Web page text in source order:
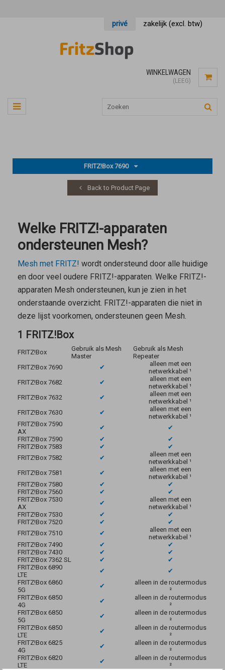
privé zakelijk (excl. btw)
WINKELWAGEN
(LEEG)
FRITZ!Box 7690
Back to Product Page
Welke FRITZ!-apparaten
ondersteunen Mesh?
Mesh met FRITZ! wordt ondersteund door alle huidige
en door veel oudere FRITZ!-apparaten. Welke FRITZ!-
apparaten Mesh ondersteunen, kun je zien in het
onderstaande overzicht. FRITZ!-apparaten die niet in
deze lijst voorkomen, ondersteunen geen Mesh.
1 FRITZ!Box
FRITZ!Box
Gebruik als Mesh
Master
Gebruik als Mesh
Repeater
FRITZ!Box 7690
✔
alleen met een
netwerkkabel ¹
FRITZ!Box 7682
✔
alleen met een
netwerkkabel ¹
FRITZ!Box 7632
✔
alleen met een
netwerkkabel ¹
FRITZ!Box 7630
✔
alleen met een
netwerkkabel ¹
FRITZ!Box 7590
AX
✔
✔
FRITZ!Box 7590
✔
✔
FRITZ!Box 7583
✔
✔
FRITZ!Box 7582
✔
alleen met een
netwerkkabel ¹
FRITZ!Box 7581
✔
alleen met een
netwerkkabel ¹
FRITZ!Box 7580
✔
✔
FRITZ!Box 7560
✔
✔
FRITZ!Box 7530
AX
✔
alleen met een
netwerkkabel ¹
FRITZ!Box 7530
✔
✔
FRITZ!Box 7520
✔
✔
FRITZ!Box 7510
✔
alleen met een
netwerkkabel ¹
FRITZ!Box 7490
✔
✔
FRITZ!Box 7430
✔
✔
FRITZ!Box 7362 SL
✔
✔
FRITZ!Box 6890
LTE
✔
✔
FRITZ!Box 6860
5G
✔
alleen in de routermodus
²
FRITZ!Box 6850
4G
✔
alleen in de routermodus
²
FRITZ!Box 6850
5G
✔
alleen in de routermodus
²
FRITZ!Box 6850
LTE
✔
alleen in de routermodus
²
FRITZ!Box 6825
4G
✔
alleen in de routermodus
²
FRITZ!Box 6820
LTE
✔
alleen in de routermodus
²